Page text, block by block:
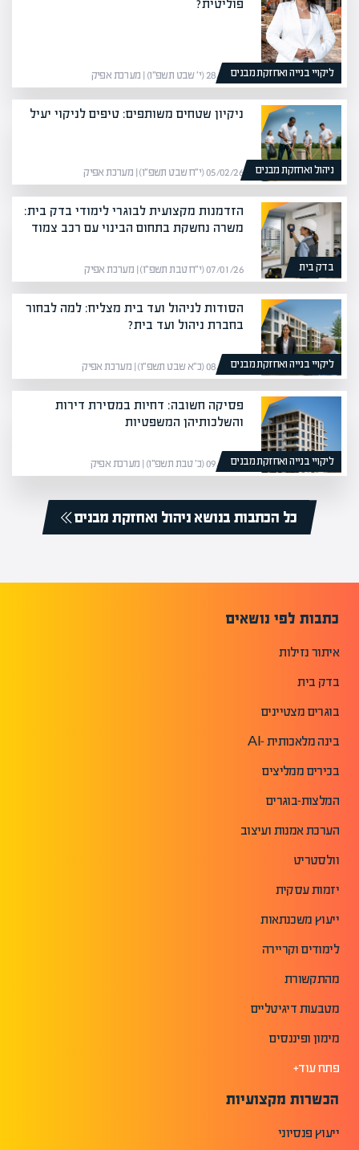
ליקויי בנייה ואחזקת מבנים
פוליטית?
28/01/26 (י׳ שבט תשפ״ו) | מערכת אפיק
ניהול ואחזקת מבנים
ניקיון שטחים משותפים: טיפים לניקוי יעיל
05/02/26 (י״ח שבט תשפ״ו) | מערכת אפיק
בדק בית
הזדמנות מקצועית לבוגרי לימודי בדק בית:
משרה נחשקת בתחום הבינוי עם רכב צמוד
07/01/26 (י״ח טבת תשפ״ו) | מערכת אפיק
ליקויי בנייה ואחזקת מבנים
הסודות לניהול ועד בית מצליח: למה לבחור
בחברת ניהול ועד בית?
08/02/26 (כ״א שבט תשפ״ו) | מערכת אפיק
ליקויי בנייה ואחזקת מבנים
פסיקה חשובה: דחיות במסירת דירות
והשלכותיהן המשפטיות
09/01/26 (כ׳ טבת תשפ״ו) | מערכת אפיק
כל הכתבות בנושא ניהול ואחזקת מבנים
כתבות לפי נושאים
איתור נזילות
בדק בית
בוגרים מצטיינים
בינה מלאכותית -AI
בכירים ממליצים
המלצות-בוגרים
הערכת אמנות ועיצוב
וולסטריט
יזמות עסקית
ייעוץ משכנתאות
לימודים וקריירה
מהתקשורת
מטבעות דיגיטליים
מימון ופיננסים
פתח עוד+
הכשרות מקצועיות
ייעוץ פנסיוני